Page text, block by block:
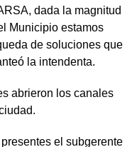
dada la magnitud
Municipio estamos
de soluciones que
la intendenta.
abrieron los canales
el subgerente